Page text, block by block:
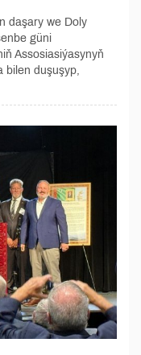
daşary we Doly
güni
Assosiasiýasynyň
bilen duşuşyp,